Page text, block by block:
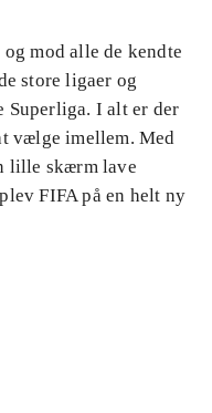
mod alle de kendte
store ligaer og
Superliga. I alt er der
vælge imellem. Med
lille skærm lave
FIFA på en helt ny